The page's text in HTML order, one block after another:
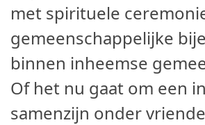
met spirituele
gemeenschappelijke
binnen inheemse
Of het nu gaat om een
samenzijn onder